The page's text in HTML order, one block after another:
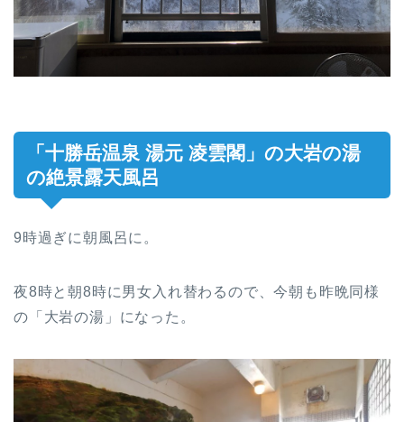
「十勝岳温泉 湯元 凌雲閣」の大岩の湯
の絶景露天風呂
9時過ぎに朝風呂に。
夜8時と朝8時に男女入れ替わるので、今朝も昨晩同様
の「大岩の湯」になった。